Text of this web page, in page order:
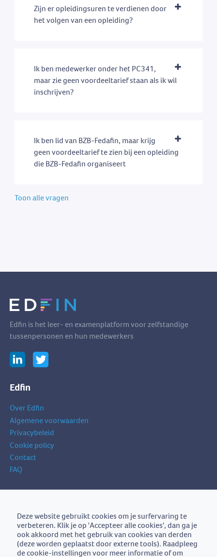
Zijn er opleidingsuren te verdienen door
het volgen van een opleiding?
Ik ben medewerker onder het PC341,
maar zie geen voordeeltarief staan als ik wil
inschrijven?
Ik ben lid van BZB-Fedafin, maar krijg
geen voordeeltarief te zien bij een opleiding
die BZB-Fedafin organiseert
Toon alle vragen
Edfin is het leer- en examenplatform voor zelfstandige
tussenpersonen en hun medewerkers
Edfin
Over Edfin
Algemene voorwaarden
Privacybeleid
Cookie policy
Contact
FAQ
Schrijf je in op onze nieuwsbrief
mailadres
Schrijf je in
Deze website gebruikt cookies om je surfervaring te
verbeteren. Klik je op 'Accepteer alle cookies', dan ga je
ook akkoord met het gebruik van cookies van derden
(deze worden geplaatst door externe tools). Raadpleeg
de cookie-instellingen voor meer informatie of om